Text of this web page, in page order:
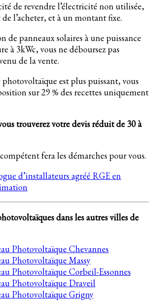
de revendre l’électricité non utilisée,
l’acheter, et à un montant fixe.
de panneaux solaires à une puissance
à 3kWc, vous ne déboursez pas
de la vente.
est plus puissant, vous
sur 29 % des recettes uniquement
trouverez votre devis réduit de 30 à
fera les démarches pour vous.
d’installateurs agréé RGE en
dans les autres villes de
Photovoltaïque Chevannes
Photovoltaïque Massy
Photovoltaïque Corbeil-Essonnes
Photovoltaïque Draveil
Photovoltaïque Grigny